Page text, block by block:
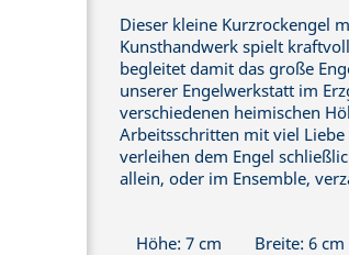
Dieser kleine Kurzrockengel
Kunsthandwerk spielt
begleitet damit das große
unserer Engelwerkstatt im
verschiedenen heimischen
Arbeitsschritten mit viel
verleihen dem Engel
allein, oder im Ensemble,
Höhe: 7 cm Breite: 6 cm